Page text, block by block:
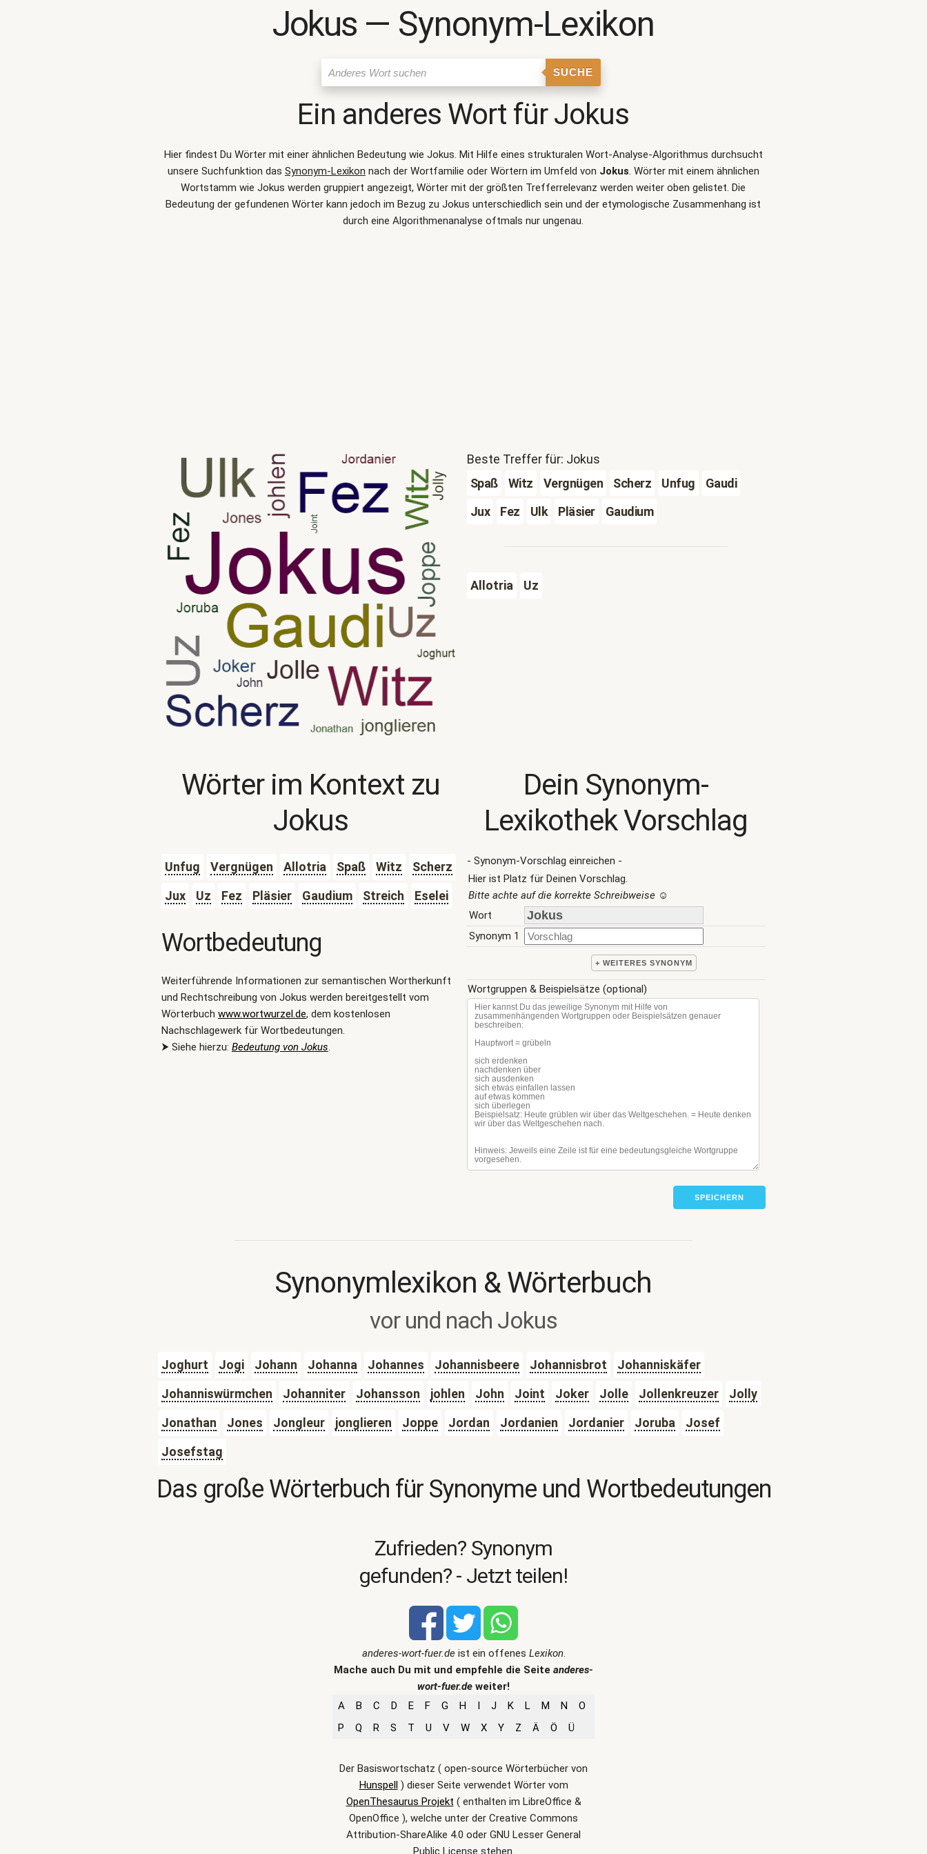
Jokus ― Synonym-Lexikon
SUCHE
Ein anderes Wort fürJokus
Hier findest Du Wörter mit einer ähnlichen Bedeutung wie Jokus. Mit Hilfe eines strukturalen Wort-Analyse-Algorithmus durchsucht
unsere Suchfunktion das Synonym-Lexikon nach der Wortfamilie oder Wörtern im Umfeld von Jokus. Wörter mit einem ähnlichen
Wortstamm wie Jokus werden gruppiert angezeigt, Wörter mit der größten Trefferrelevanz werden weiter oben gelistet. Die
Bedeutung der gefundenen Wörter kann jedoch im Bezug zu Jokus unterschiedlich sein und der etymologische Zusammenhang ist
durch eine Algorithmenanalyse oftmals nur ungenau.
Beste Treffer für: Jokus
Spaß
Witz Vergnügen Scherz Unfug
Gaudi
Jux
Fez Ulk Pläsier Gaudium
Allotria Uz
Wörter im Kontext zu
Jokus
Unfug Vergnügen Allotria Spaß Witz
Scherz
Jux
Uz Fez Pläsier Gaudium Streich Eselei
Wortbedeutung
Weiterführende Informationen zur semantischen Wortherkunft
und Rechtschreibung von Jokus werden bereitgestellt vom
Wörterbuch www.wortwurzel.de, dem kostenlosen
Nachschlagewerk für Wortbedeutungen.
⮞ Siehe hierzu: Bedeutung von Jokus.
Dein Synonym-
Lexikothek Vorschlag
- Synonym-Vorschlag einreichen -
Hier ist Platz für Deinen Vorschlag.
Bitte achte auf die korrekte Schreibweise☺
Wort
Synonym 1
+ WEITERES SYNONYM
Wortgruppen & Beispielsätze (optional)
SPEICHERN
Synonymlexikon & Wörterbuch
vor und nach Jokus
Joghurt Jogi Johann Johanna Johannes Johannisbeere Johannisbrot
Johanniskäfer
Johanniswürmchen
Johanniter Johansson johlen John Joint Joker Jolle Jollenkreuzer
Jolly
Jonathan
Jones Jongleur jonglieren Joppe Jordan Jordanien Jordanier Joruba
Josef
Josefstag
Das große Wörterbuch für Synonyme und Wortbedeutungen
Zufrieden? Synonym
gefunden? - Jetzt teilen!
anderes-wort-fuer.deist ein offenes Lexikon.
Mache auch Du mit und empfehle die Seite anderes-
wort-fuer.de weiter!
A
B C D E F G H I J K L M N
O
P
Q R S T U V W X Y Z Ä Ö Ü
Der Basiswortschatz ( open-source Wörterbücher von
Hunspell) dieser Seite verwendet Wörter vom
OpenThesaurus Projekt ( enthalten im LibreOffice &
OpenOffice ), welche unter der Creative Commons
Attribution-ShareAlike 4.0 oder GNU Lesser General
Public License stehen.